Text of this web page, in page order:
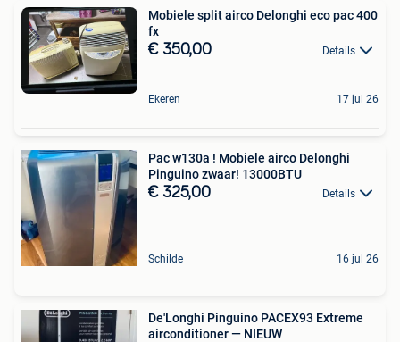
Mobiele split airco Delonghi eco pac 400
fx
€ 350,00 Details
Ekeren 17 jul 26
Pac w130a ! Mobiele airco Delonghi
Pinguino zwaar! 13000BTU
€ 325,00 Details
Schilde 16 jul 26
De'Longhi Pinguino PACEX93 Extreme
airconditioner — NIEUW